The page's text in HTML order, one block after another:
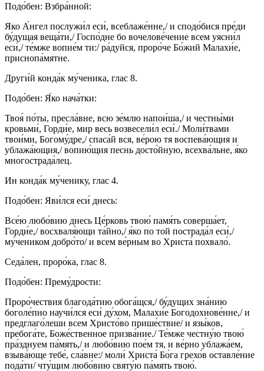
Подо́бен: Взбра́нной:
Яко А́нгел послужи́л еси́, всеблаже́нне,/ и сподо́бися пре́ди
бу́дущая веща́ти,/ Госпо́дне бо вочелове́чение всем уясни́л
еси́,/ те́мже вопие́м ти:/ ра́дуйся, проро́че Бо́жий Малахи́е,
приснопа́мятне.
Други́й конда́к му́ченика, глас 8.
Подо́бен: Я́ко нача́тки:
Твоя́ по́ты, пресла́вне, всю зе́млю напои́ша,/ и честны́ми
кровьми́, Горди́е, мир весь возвесели́л еси́./ Моли́твами
твои́ми, Богому́дре,/ спаса́й вся, ве́рою тя воспева́ющия и
ублажа́ющия,/ вопию́щия песнь досто́йную, всехва́льне, я́ко
многострада́лец.
Ин конда́к му́ченику, глас 4.
Подо́бен: Яви́лся еси́ днесь:
Все́ю любо́вию днесь Це́рковь твою́ памя́ть соверша́ет,
Горди́е,/ восхваля́ющи та́йно,/ я́ко по той пострада́л еси́,/
му́чеником добро́то/ и всем ве́рным во Христа́ похвало́.
Седа́лен, проро́ка, глас 8.
Подо́бен: Прему́дрости:
Проро́чествия благода́тию обога́щся,/ бу́дущих зна́нию
боголе́пно научи́лся еси́ ду́хом, Малахи́е Богодохнове́нне,/ и
предглаго́леши всем Христо́во прише́ствие/ и язы́ков,
пребога́те, Боже́ственное призва́ние./ Те́мже честну́ю твою́
пра́зднуем па́мять,/ и любо́вию пое́м тя, и ве́рно ублажа́ем,
взыва́юще тебе́, сла́вне:/ моли́ Христа́ Бо́га грехо́в оставле́ние
пода́ти/ чту́щим любо́вию святу́ю па́мять твою́.